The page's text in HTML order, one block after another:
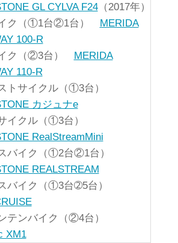
GL CYLVA F24（2017年）
ク（①1台②1台）
MERIDA
100-R
ク（②3台）
MERIDA
110-R
トサイクル（①3台）
カジュナe
イクル（①3台）
RealStreamMini
バイク（①2台②1台）
REALSTREAM
バイク（①3台➁5台）
テンバイク（②4台）
XM1